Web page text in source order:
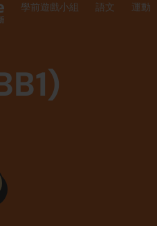
學前遊戲小組 語文 運動